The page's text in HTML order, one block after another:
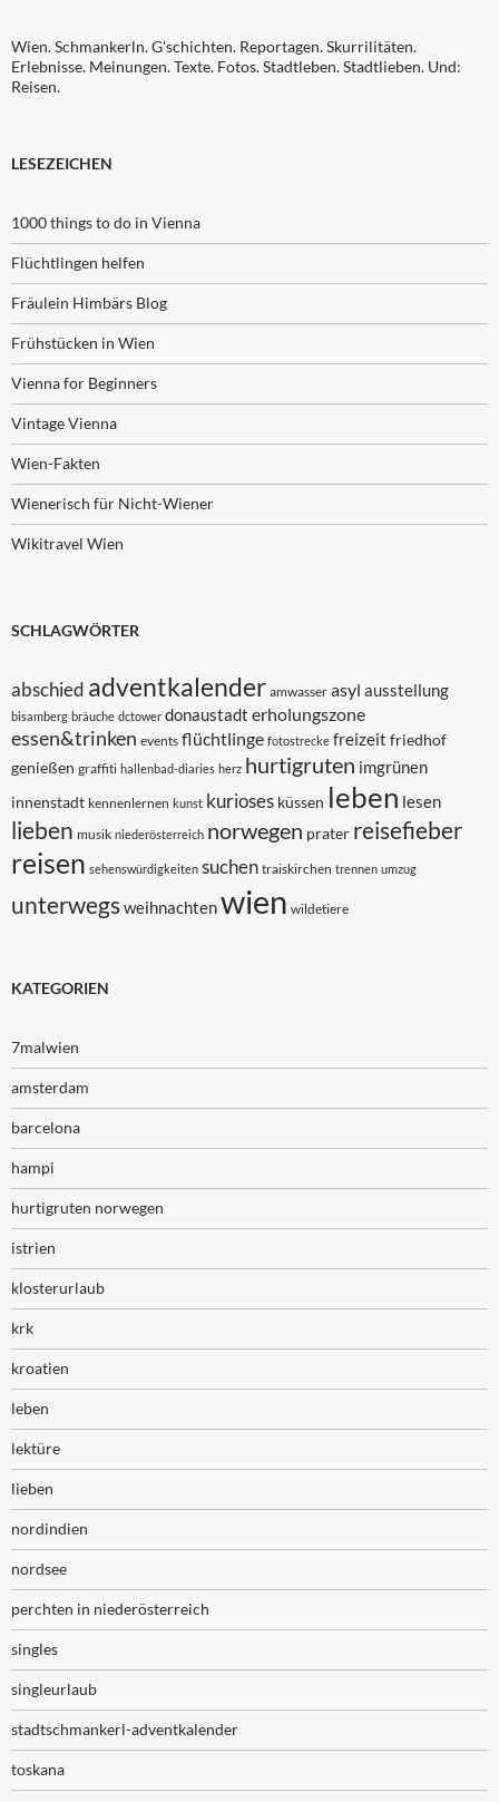
Wien. Schmankerln. G'schichten. Reportagen. Skurrilitäten.
Erlebnisse. Meinungen. Texte. Fotos. Stadtleben. Stadtlieben. Und:
Reisen.
LESEZEICHEN
1000 things to do in Vienna
Flüchtlingen helfen
Fräulein Himbärs Blog
Frühstücken in Wien
Vienna for Beginners
Vintage Vienna
Wien-Fakten
Wienerisch für Nicht-Wiener
Wikitravel Wien
SCHLAGWÖRTER
abschied adventkalender amwasser asyl ausstellung
bisamberg bräuche dctower donaustadt erholungszone
essen&trinken events flüchtlinge fotostrecke freizeit friedhof
genießen graffiti hallenbad-diaries herz hurtigruten imgrünen
innenstadt kennenlernen kunst kurioses küssen leben lesen
lieben musik niederösterreich norwegen prater reisefieber
reisen sehenswürdigkeiten suchen traiskirchen trennen umzug
unterwegsweihnachtenwien wildetiere
KATEGORIEN
7malwien
amsterdam
barcelona
hampi
hurtigruten norwegen
istrien
klosterurlaub
krk
kroatien
leben
lektüre
lieben
nordindien
nordsee
perchten in niederösterreich
singles
singleurlaub
stadtschmankerl-adventkalender
toskana